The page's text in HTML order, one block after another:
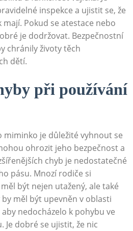
inspekce a ujistit se, že
Pokud se atestace nebo
je dodržovat. Bezpečnostní
chránily životy těch
dětí.
při používání
miminko je důležité vyhnout se
ohrozit jeho bezpečnost a
chyb je nedostatečné
pásu. Mnozí rodiče si
být nejen utažený, ale také
měl být upevněn v oblasti
nedocházelo k pohybu ve
Je dobré se ujistit, že nic